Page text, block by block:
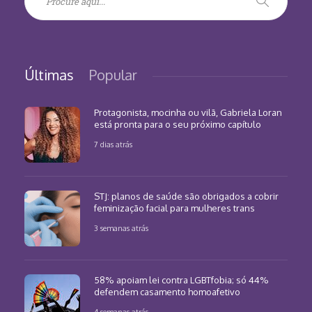
Últimas Popular
Protagonista, mocinha ou vilã, Gabriela Loran
está pronta para o seu próximo capítulo
7 dias atrás
STJ: planos de saúde são obrigados a cobrir
feminização facial para mulheres trans
3 semanas atrás
58% apoiam lei contra LGBTfobia; só 44%
defendem casamento homoafetivo